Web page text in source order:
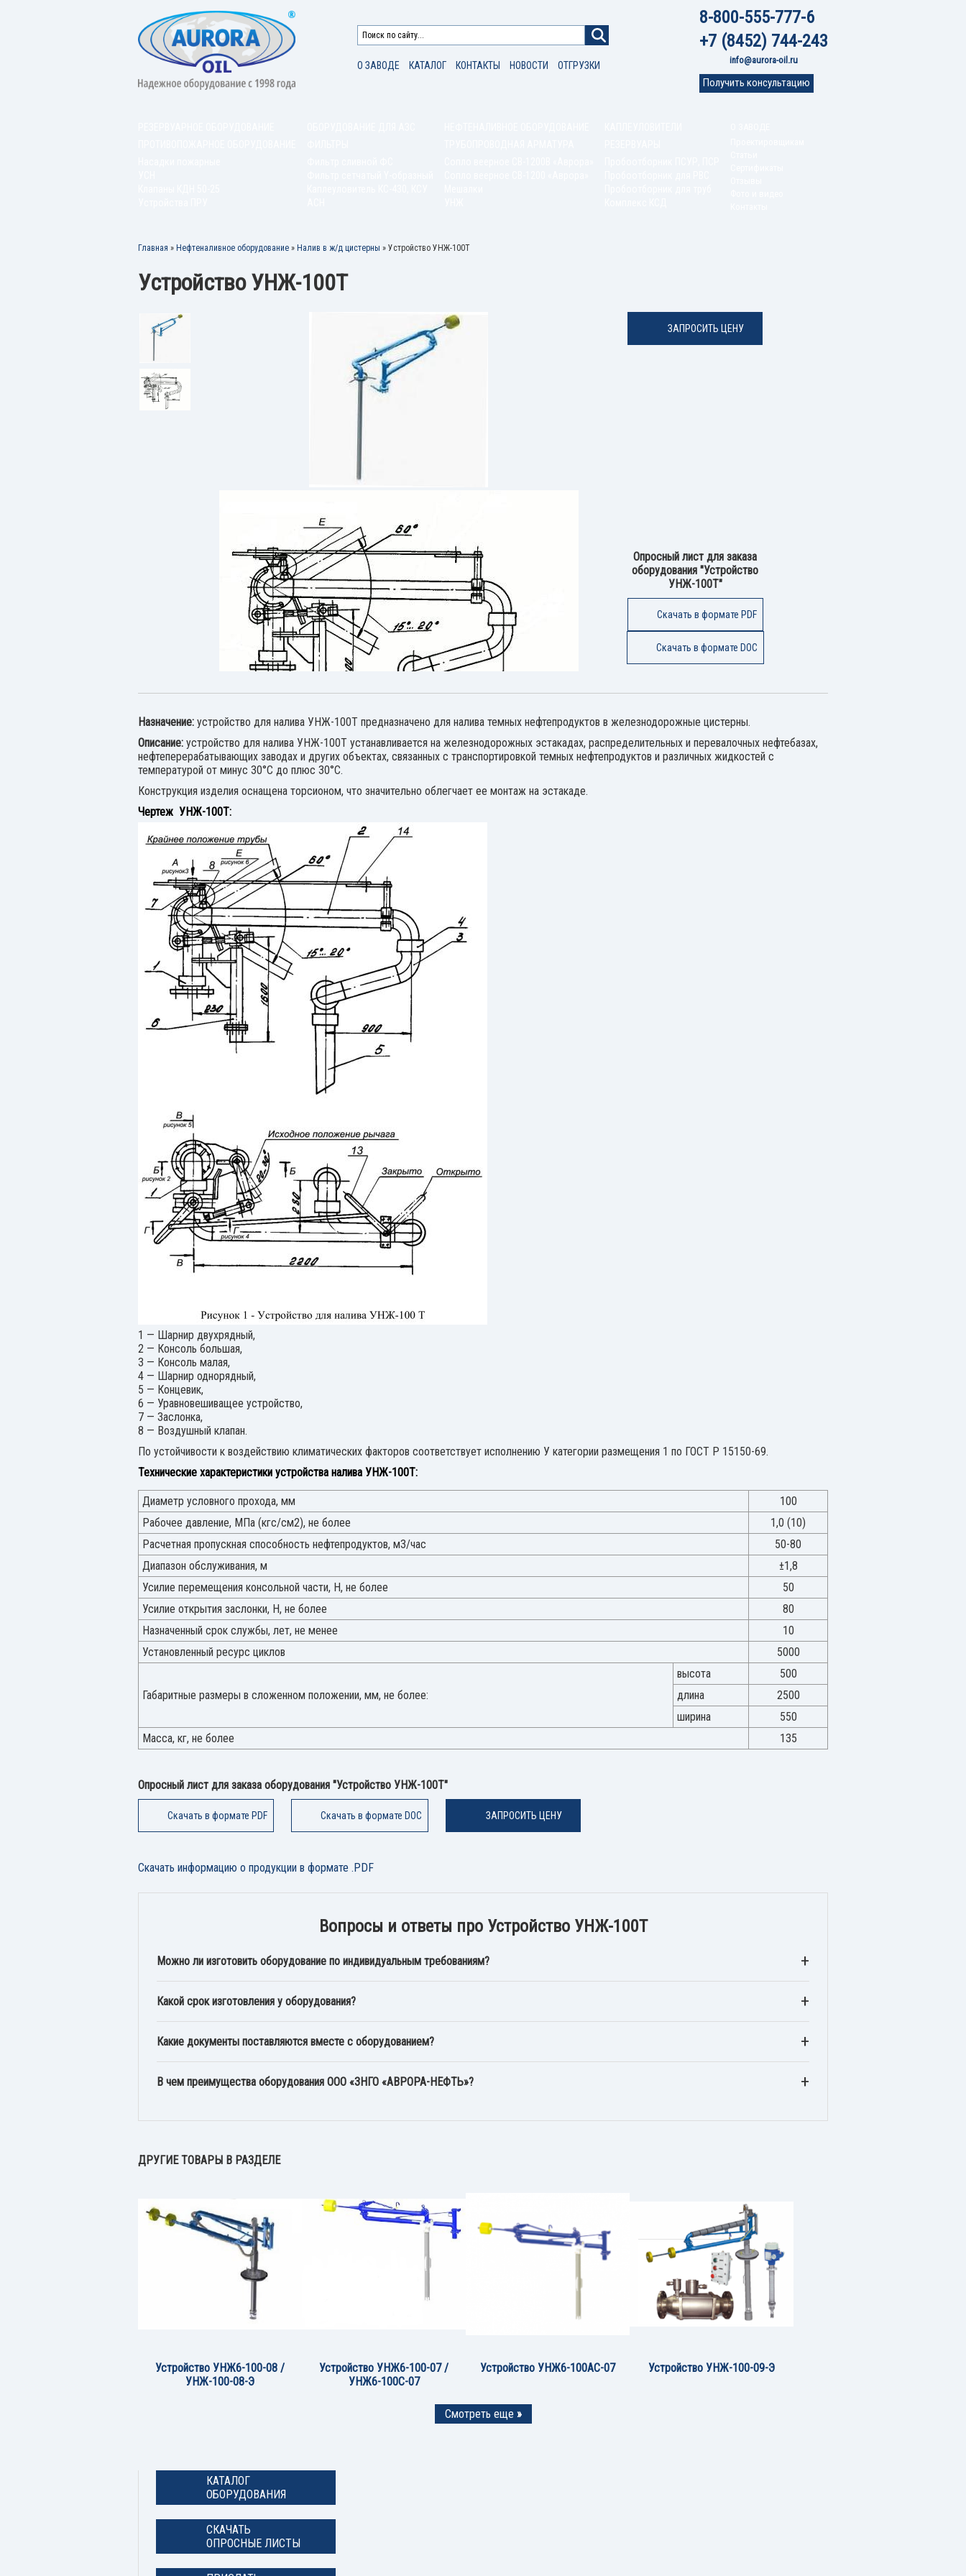
8-800-555-777-6
+7 (8452) 744-243
info@aurora-oil.ru
Получить консультацию
О ЗАВОДЕ КАТАЛОГ КОНТАКТЫ НОВОСТИ ОТГРУЗКИ
Главная » Нефтеналивное оборудование » Налив в ж/д цистерны » Устройство УНЖ-100Т
Устройство УНЖ-100Т
ЗАПРОСИТЬ ЦЕНУ
Опросный лист для заказа
оборудования "Устройство
УНЖ-100Т"
Скачать в формате PDF
Скачать в формате DOC
Назначение: устройство для налива УНЖ-100Т предназначено для налива темных нефтепродуктов в железнодорожные цистерны.
Описание: устройство для налива УНЖ-100Т устанавливается на железнодорожных эстакадах, распределительных и перевалочных нефтебазах,
нефтеперерабатывающих заводах и других объектах, связанных с транспортировкой темных нефтепродуктов и различных жидкостей с
температурой от минус 30°С до плюс 30°С.
Конструкция изделия оснащена торсионом, что значительно облегчает ее монтаж на эстакаде.
Чертеж УНЖ-100Т:
1 — Шарнир двухрядный,
2 — Консоль большая,
3 — Консоль малая,
4 — Шарнир однорядный,
5 — Концевик,
6 — Уравновешиващее устройство,
7 — Заслонка,
8 — Воздушный клапан.
По устойчивости к воздействию климатических факторов соответствует исполнению У категории размещения 1 по ГОСТ Р 15150-69.
Технические характеристики устройства налива УНЖ-100Т:
Диаметр условного прохода, мм
100
Рабочее давление, МПа (кгс/см2), не более
1,0 (10)
Расчетная пропускная способность нефтепродуктов, м3/час
50-80
Диапазон обслуживания, м
±1,8
Усилие перемещения консольной части, Н, не более
50
Усилие открытия заслонки, Н, не более
80
Назначенный срок службы, лет, не менее
10
Установленный ресурс циклов
5000
Габаритные размеры в сложенном положении, мм, не более:
высота
500
длина
2500
ширина
550
Масса, кг, не более
135
Опросный лист для заказа оборудования "Устройство УНЖ-100Т"
Скачать в формате PDF Скачать в формате DOC ЗАПРОСИТЬ ЦЕНУ
Скачать информацию о продукции в формате .PDF
Вопросы и ответы про Устройство УНЖ-100Т
Можно ли изготовить оборудование по индивидуальным требованиям?
Какой срок изготовления у оборудования?
Какие документы поставляются вместе с оборудованием?
В чем преимущества оборудования ООО «ЗНГО «АВРОРА-НЕФТЬ»?
ДРУГИЕ ТОВАРЫ В РАЗДЕЛЕ
Устройство УНЖ6-100-08 /
УНЖ-100-08-Э
Устройство УНЖ6-100-07 /
УНЖ6-100С-07
Устройство УНЖ6-100АС-07 Устройство УНЖ-100-09-Э
Смотреть еще »
КАТАЛОГ
ОБОРУДОВАНИЯ
СКАЧАТЬ
ОПРОСНЫЕ ЛИСТЫ